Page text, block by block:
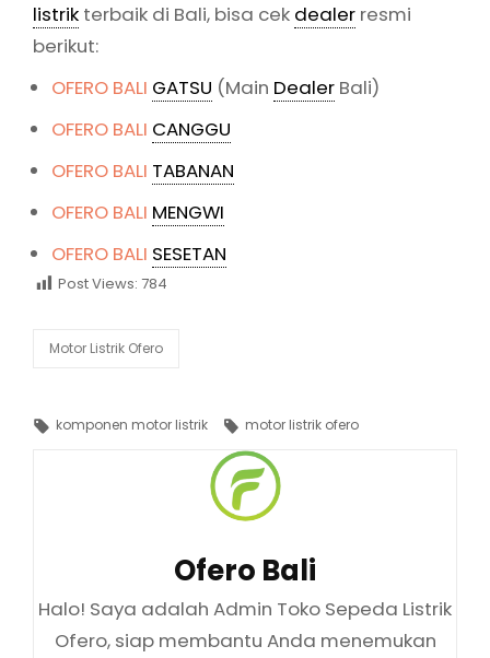
listrik terbaik di Bali, bisa cek dealer resmi
berikut:
OFERO BALI GATSU (Main Dealer Bali)
OFERO BALI CANGGU
OFERO BALI TABANAN
OFERO BALI MENGWI
OFERO BALI SESETAN
Post Views: 784
Categories
Motor Listrik Ofero
Tags,komponen motor listrik motor listrik ofero
Author:
Ofero Bali
Halo! Saya adalah Admin Toko Sepeda Listrik
Ofero, siap membantu Anda menemukan